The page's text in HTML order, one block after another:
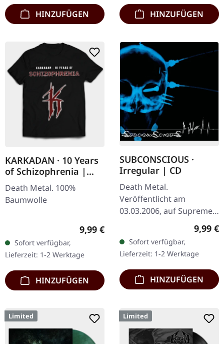
HINZUFÜGEN HINZUFÜGEN
KARKADAN · 10 Years
of Schizophrenia |
LONGSLEEVE
Death Metal. 100%
Baumwolle
Regulärer Preis:
9,99 €
Sofort verfügbar,
Lieferzeit: 1-2 Werktage
HINZUFÜGEN
SUBCONSCIOUS ·
Irregular | CD
Death Metal.
Veröffentlicht am
03.03.2006, auf Supreme
Chaos Records. CD im
Jewelcase mit 8-seitigem
Booklet. Subconscious
liefern mit "Irregular"…
9,99 €
Sofort verfügbar,
Lieferzeit: 1-2 Werktage
HINZUFÜGEN
Limited Limited